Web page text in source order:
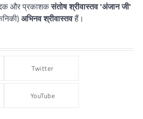
और प्रकाशकसंतोष श्रीवास्तव 'अंजान जी'
अभिनव श्रीवास्तवहैं।
Twitter
YouTube